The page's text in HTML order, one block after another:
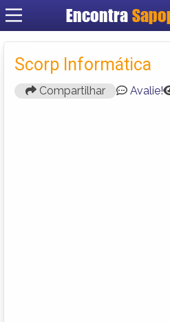
Encontra
Criar
Scorp Informática
Compartilhar Avalie!